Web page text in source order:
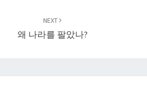
NEXT
왜 나라를 팔았나?